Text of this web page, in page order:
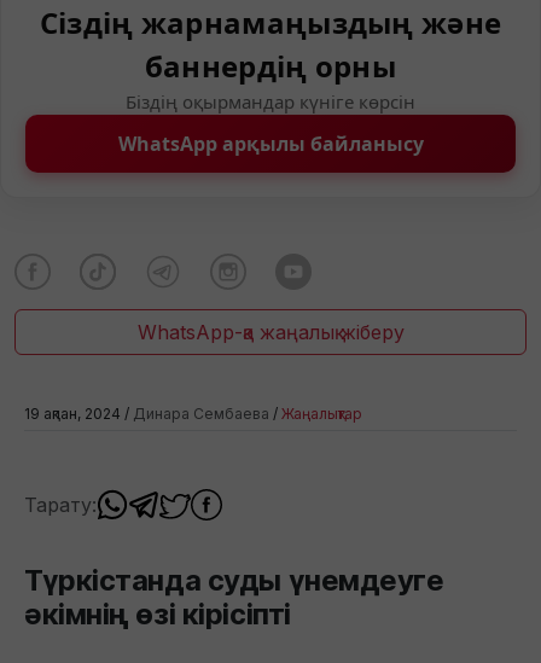
Сіздің жарнамаңыздың және
баннердің орны
Біздің оқырмандар күніге көрсін
WhatsApp арқылы байланысу
WhatsApp-қа жаңалық жіберу
19 ақпан, 2024 / Динара Сембаева / Жаңалықтар
Тарату:
Түркістанда суды үнемдеуге
әкімнің өзі кірісіпті